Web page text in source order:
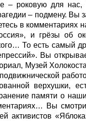
роковую для нас,
– подмену. Вы
в комментариях
и грёзы об
То есть самый
Вы
Музей
верхушки,
памяти о
Вы
активистов